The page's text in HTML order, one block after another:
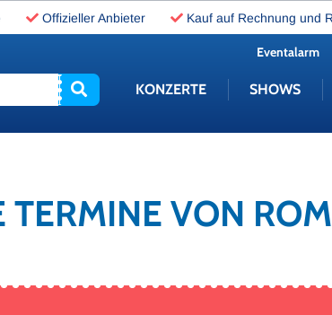
Offizieller Anbieter Kauf auf Rechnung und
KONZERTE SHOWS
Eventalarm
TERMINE VON